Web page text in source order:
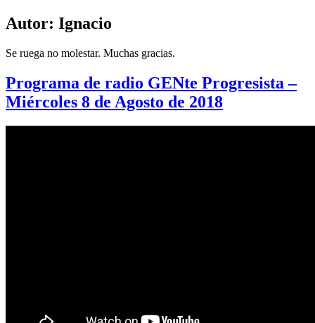
Autor: Ignacio
Se ruega no molestar. Muchas gracias.
Programa de radio GENte Progresista –
Miércoles 8 de Agosto de 2018